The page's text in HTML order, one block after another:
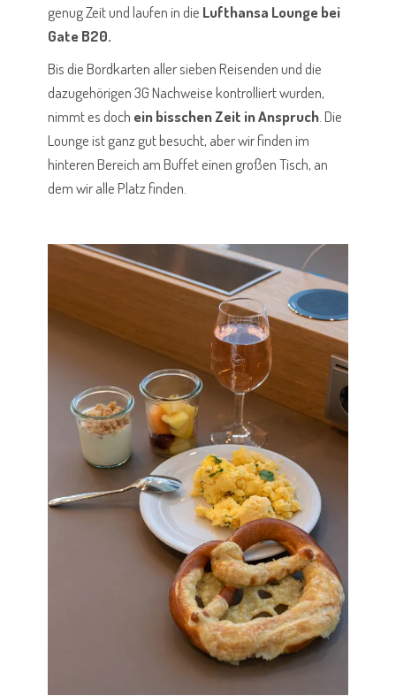
genug Zeit und laufen in die Lufthansa Lounge bei
Gate B20.
Bis die Bordkarten aller sieben Reisenden und die
dazugehörigen 3G Nachweise kontrolliert wurden,
nimmt es doch ein bisschen Zeit in Anspruch . Die
Lounge ist ganz gut besucht, aber wir finden im
hinteren Bereich am Buffet einen großen Tisch, an
dem wir alle Platz finden.